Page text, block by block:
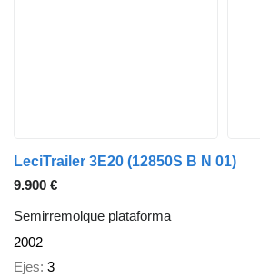
LeciTrailer 3E20 (12850S B N 01)
9.900 €
Semirremolque plataforma
2002
Ejes 3